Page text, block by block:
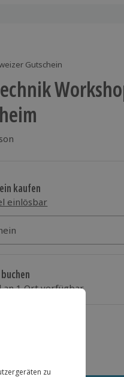
Gutschein
kaufen
einlösbar
an 1 Ort verfügbar